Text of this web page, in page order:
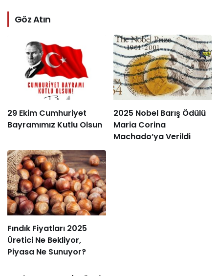
Göz Atın
29 Ekim Cumhuriyet
Bayramımız Kutlu Olsun
2025 Nobel Barış Ödülü
Maria Corina
Machado’ya Verildi
Fındık Fiyatları 2025
Üretici Ne Bekliyor,
Piyasa Ne Sunuyor?